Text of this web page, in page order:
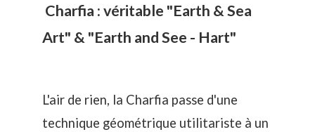
Charfia : véritable "Earth & Sea
Art" & "Earth and See - Hart"
L'air de rien, la Charfia passe d'une
technique géométrique utilitariste à un